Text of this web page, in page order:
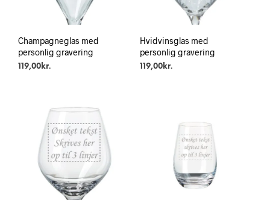
Champagneglas med
personlig gravering
119,00 kr.
Hvidvinsglas med
personlig gravering
119,00kr.